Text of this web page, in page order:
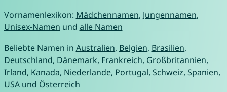
Vornamenlexikon: Mädchennamen, Jungennamen,
Unisex-Namen und alle Namen
Beliebte Namen in Australien, Belgien, Brasilien,
Deutschland, Dänemark, Frankreich, Großbritannien,
Irland, Kanada, Niederlande, Portugal, Schweiz, Spanien,
USAund Österreich